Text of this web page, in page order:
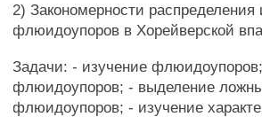
2) Закономерности распределения
флюидоупоров в Хорейверской
Задачи: - изучение
флюидоупоров; - выделение
флюидоупоров; - изучение